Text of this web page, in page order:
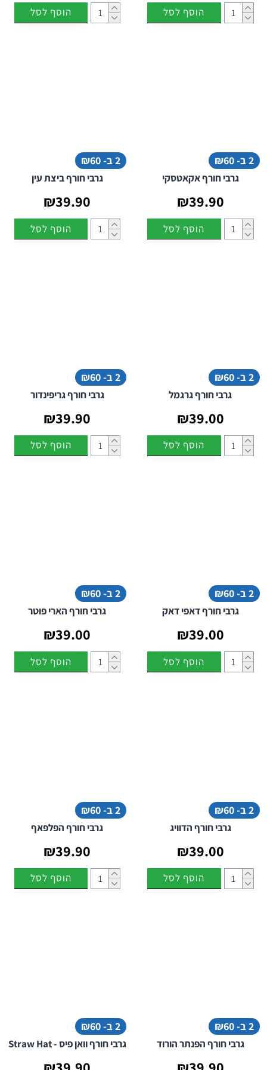
השלימו את מלתחת החורף שלכם עם גרבי חורף מפנקים שמתאימים
בדיוק לעונה וגורמים לכל יום קר להרגיש הרבה יותר נעים.
הוסף לסל הוסף לסל
2 ב- ₪60
גרבי חורף אקאטסקי
₪39.90
הוסף לסל
2 ב- ₪60
גרבי חורף ביצת עין
₪39.90
הוסף לסל
2 ב- ₪60
גרבי חורף גרגמל
₪39.00
הוסף לסל
2 ב- ₪60
גרבי חורף גריפינדור
₪39.90
הוסף לסל
2 ב- ₪60
גרבי חורף דאפי דאק
₪39.00
הוסף לסל
2 ב- ₪60
גרבי חורף הארי פוטר
₪39.00
הוסף לסל
2 ב- ₪60
גרבי חורף הדוויג
₪39.00
הוסף לסל
2 ב- ₪60
גרבי חורף הפלפאף
₪39.90
הוסף לסל
2 ב- ₪60
גרבי חורף הפנתר הורוד
2 ב- ₪60
גרבי חורף וואן פיס - Straw Hat